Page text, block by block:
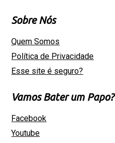
Sobre Nós
Quem Somos
Política de Privacidade
Esse site é seguro?
Vamos Bater um Papo?
Facebook
Youtube